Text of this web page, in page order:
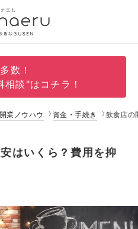
数！
談"はコチラ！
開業ノウハウ 資金・手続き 飲食店の
はいくら？費用を抑